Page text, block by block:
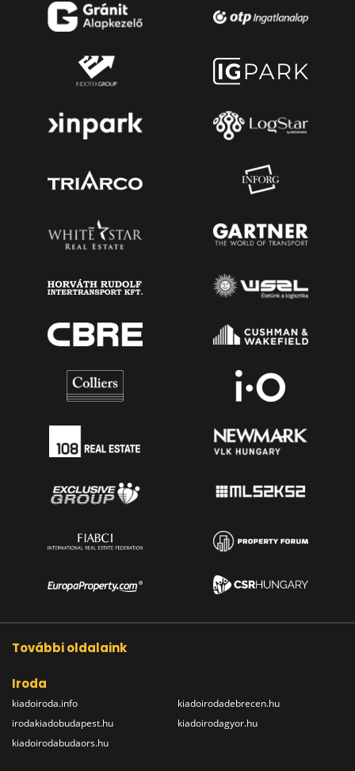
További oldalaink
Iroda
kiadoiroda.info
irodakiadobudapest.hu
kiadoirodabudaors.hu
kiadoirodadebrecen.hu
kiadoirodagyor.hu